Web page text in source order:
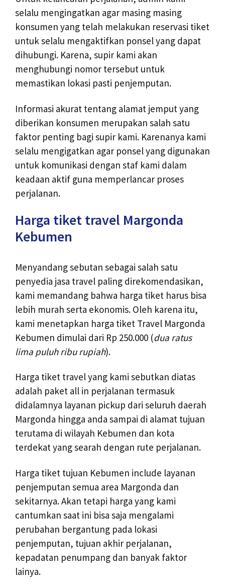
selalu mengingatkan agar masing masing
konsumen yang telah melakukan reservasi tiket
untuk selalu mengaktifkan ponsel yang dapat
dihubungi. Karena, supir kami akan
menghubungi nomor tersebut untuk
memastikan lokasi pasti penjemputan.
Informasi akurat tentang alamat jemput yang
diberikan konsumen merupakan salah satu
faktor penting bagi supir kami. Karenanya kami
selalu mengigatkan agar ponsel yang digunakan
untuk komunikasi dengan staf kami dalam
keadaan aktif guna memperlancar proses
perjalanan.
Harga tiket travel Margonda
Kebumen
Menyandang sebutan sebagai salah satu
penyedia jasa travel paling direkomendasikan,
kami memandang bahwa harga tiket harus bisa
lebih murah serta ekonomis. Oleh karena itu,
kami menetapkan harga tiket Travel Margonda
Kebumen dimulai dari Rp 250.000 (dua ratus
lima puluh ribu rupiah).
Harga tiket travel yang kami sebutkan diatas
adalah paket all in perjalanan termasuk
didalamnya layanan pickup dari seluruh daerah
Margonda hingga anda sampai di alamat tujuan
terutama di wilayah Kebumen dan kota
terdekat yang searah dengan rute perjalanan.
Harga tiket tujuan Kebumen include layanan
penjemputan semua area Margonda dan
sekitarnya. Akan tetapi harga yang kami
cantumkan saat ini bisa saja mengalami
perubahan bergantung pada lokasi
penjemputan, tujuan akhir perjalanan,
kepadatan penumpang dan banyak faktor
lainya.